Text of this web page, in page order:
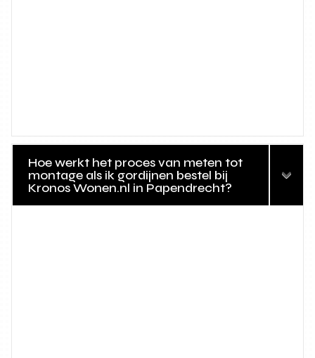
Hoe werkt het proces van meten tot
montage als ik gordijnen bestel bij
Kronos Wonen.nl in Papendrecht?